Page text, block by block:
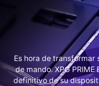
Es hora de transformar
de mando. XPG
definitivo de su